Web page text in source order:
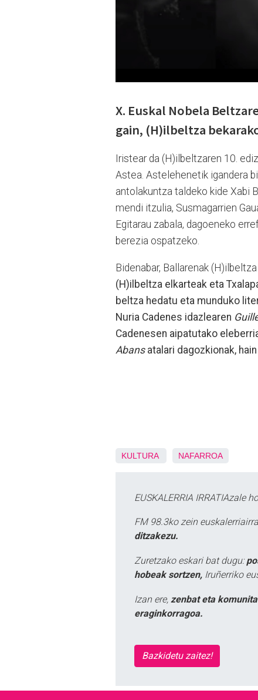
X. Euskal Nobela
gain, (H)ilbeltza
Iristear da (H)ilbeltzaren 10.
Astea. Astelehenetik igandera
antolakuntza taldeko kide Xabi
mendi itzulia, Susmagarrien
Egitarau zabala, dagoeneko
berezia ospatzeko.
Bidenabar, Ballarenak
(H)ilbeltza elkarteak eta
beltza hedatu eta munduko
Nuria Cadenes idazlearen
Cadenesen aipatutako
Abansatalari dagozkionak,
KULTURA NAFARROA
EUSKALERRIA IRRATIAzale
FM 98.3ko zein
ditzakezu.
Zuretzako eskari bat dugu:
hobeak sortzen, Iruñerriko
Izan ere, zenbat eta
eraginkorragoa.
Bazkidetu zaitez!